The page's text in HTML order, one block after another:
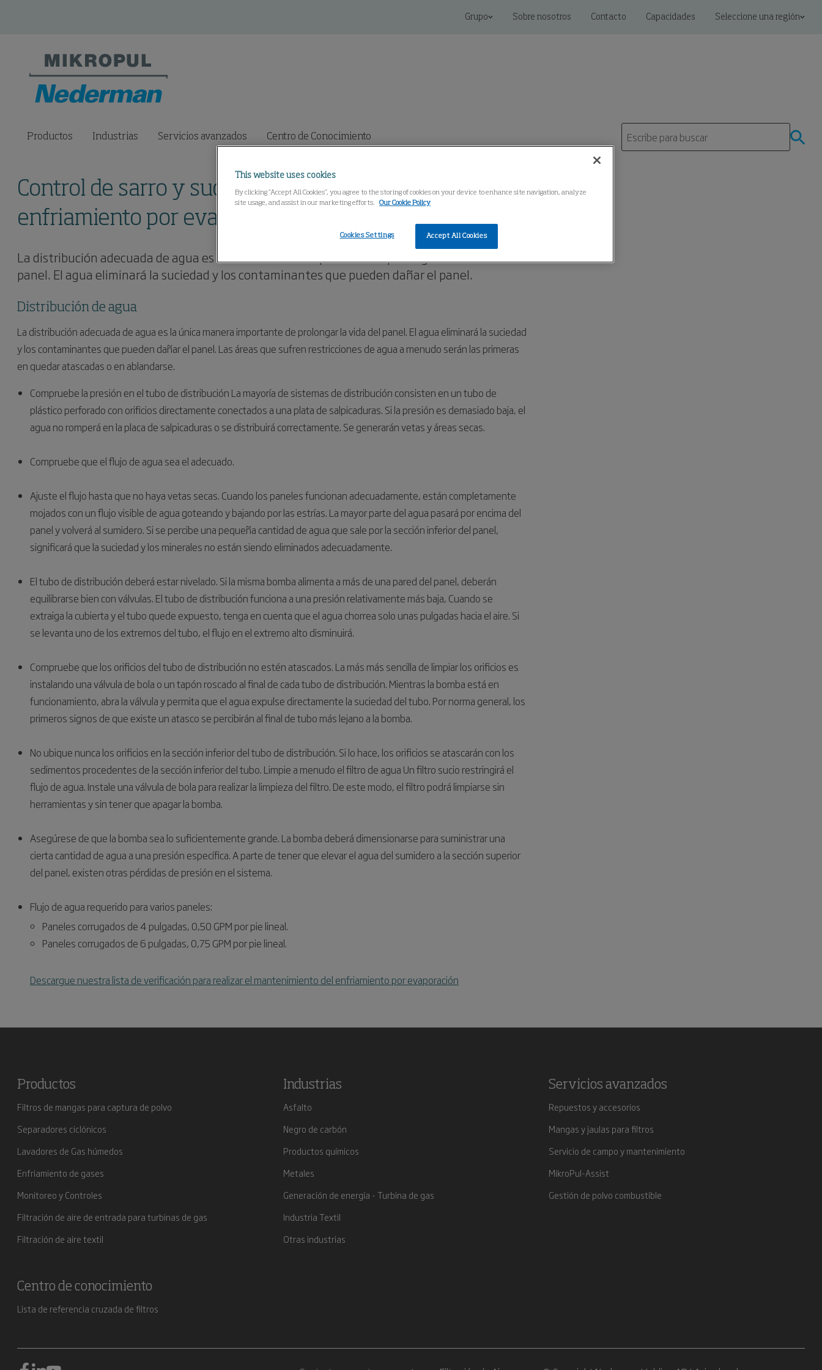
Grupo Sobre nosotros Contacto Capacidades Seleccione una región
Productos Industrias Servicios avanzados Centro de Conocimiento
Control de sarro y suciedad en los paneles de
enfriamiento por evaporación
La distribución adecuada de agua es la única manera importante de prolongar la vida del
panel. El agua eliminará la suciedad y los contaminantes que pueden dañar el panel.
Distribución de agua
La distribución adecuada de agua es la única manera importante de prolongar la vida del panel. El agua eliminará la suciedad
y los contaminantes que pueden dañar el panel. Las áreas que sufren restricciones de agua a menudo serán las primeras
en quedar atascadas o en ablandarse.
Compruebe la presión en el tubo de distribución La mayoría de sistemas de distribución consisten en un tubo de
plástico perforado con orificios directamente conectados a una plata de salpicaduras. Si la presión es demasiado baja, el
agua no romperá en la placa de salpicaduras o se distribuirá correctamente. Se generarán vetas y áreas secas.
Compruebe que el flujo de agua sea el adecuado.
Ajuste el flujo hasta que no haya vetas secas. Cuando los paneles funcionan adecuadamente, están completamente
mojados con un flujo visible de agua goteando y bajando por las estrías. La mayor parte del agua pasará por encima del
panel y volverá al sumidero. Si se percibe una pequeña cantidad de agua que sale por la sección inferior del panel,
significará que la suciedad y los minerales no están siendo eliminados adecuadamente.
El tubo de distribución deberá estar nivelado. Si la misma bomba alimenta a más de una pared del panel, deberán
equilibrarse bien con válvulas. El tubo de distribución funciona a una presión relativamente más baja, Cuando se
extraiga la cubierta y el tubo quede expuesto, tenga en cuenta que el agua chorrea solo unas pulgadas hacia el aire. Si
se levanta uno de los extremos del tubo, el flujo en el extremo alto disminuirá.
Compruebe que los orificios del tubo de distribución no estén atascados. La más más sencilla de limpiar los orificios es
instalando una válvula de bola o un tapón roscado al final de cada tubo de distribución. Mientras la bomba está en
funcionamiento, abra la válvula y permita que el agua expulse directamente la suciedad del tubo. Por norma general, los
primeros signos de que existe un atasco se percibirán al final de tubo más lejano a la bomba.
No ubique nunca los orificios en la sección inferior del tubo de distribución. Si lo hace, los orificios se atascarán con los
sedimentos procedentes de la sección inferior del tubo. Limpie a menudo el filtro de agua Un filtro sucio restringirá el
flujo de agua. Instale una válvula de bola para realizar la limpieza del filtro. De este modo, el filtro podrá limpiarse sin
herramientas y sin tener que apagar la bomba.
Asegúrese de que la bomba sea lo suficientemente grande. La bomba deberá dimensionarse para suministrar una
cierta cantidad de agua a una presión específica. A parte de tener que elevar el agua del sumidero a la sección superior
del panel, existen otras pérdidas de presión en el sistema.
Flujo de agua requerido para varios paneles:
Paneles corrugados de 4 pulgadas, 0,50 GPM por pie lineal.
Paneles corrugados de 6 pulgadas, 0,75 GPM por pie lineal.
Descargue nuestra lista de verificación para realizar el mantenimiento del enfriamiento por evaporación
Productos
Filtros de mangas para captura de polvo
Separadores ciclónicos
Lavadores de Gas húmedos
Enfriamiento de gases
Monitoreo y Controles
Filtración de aire de entrada para turbinas de gas
Filtración de aire textil
Industrias
Asfalto
Negro de carbón
Productos químicos
Metales
Generación de energía - Turbina de gas
Industria Textil
Otras industrias
Servicios avanzados
Repuestos y accesorios
Mangas y jaulas para filtros
Servicio de campo y mantenimiento
MikroPul-Assist
Gestión de polvo combustible
Centro de conocimiento
Lista de referencia cruzada de filtros
This website uses cookies
By clicking “Accept All Cookies”, you agree to the storing of cookies on your device to enhance site navigation, analyze
site usage, and assist in our marketing efforts.
Our Cookie Policy
Accept All Cookies
Cookies Settings